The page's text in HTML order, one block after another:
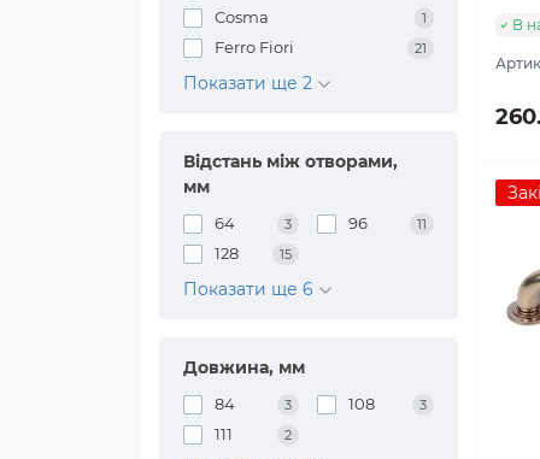
Cosma 1
Ferro Fiori 21
Показати ще 2
Відстань між отворами,
мм
64 3 96 11
128 15
Показати ще 6
Довжина, мм
84 3 108 3
111 2
В